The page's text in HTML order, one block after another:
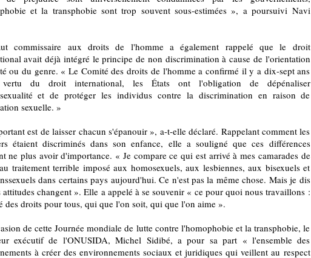
et la transphobie sont trop souvent sous-estimées », a poursuivi Navi
commissaire aux droits de l'homme a également rappelé que le droit
avait déjà intégré le principe de non discrimination à cause de l'orientation
ou du genre. « Le Comité des droits de l'homme a confirmé il y a dix-sept ans
du droit international, les États ont l'obligation de dépénaliser
et de protéger les individus contre la discrimination en raison de
sexuelle. »
est de laisser chacun s'épanouir », a-t-elle déclaré. Rappelant comment les
étaient discriminés dans son enfance, elle a souligné que ces différences
ne plus avoir d'importance. « Je compare ce qui est arrivé à mes camarades de
traitement terrible imposé aux homosexuels, aux lesbiennes, aux bisexuels et
dans certains pays aujourd'hui. Ce n'est pas la même chose. Mais je dis
attitudes changent ». Elle a appelé à se souvenir « ce pour quoi nous travaillons :
des droits pour tous, qui que l'on soit, qui que l'on aime ».
de cette Journée mondiale de lutte contre l'homophobie et la transphobie, le
exécutif de l'ONUSIDA, Michel Sidibé, a pour sa part « l'ensemble des
à créer des environnements sociaux et juridiques qui veillent au respect